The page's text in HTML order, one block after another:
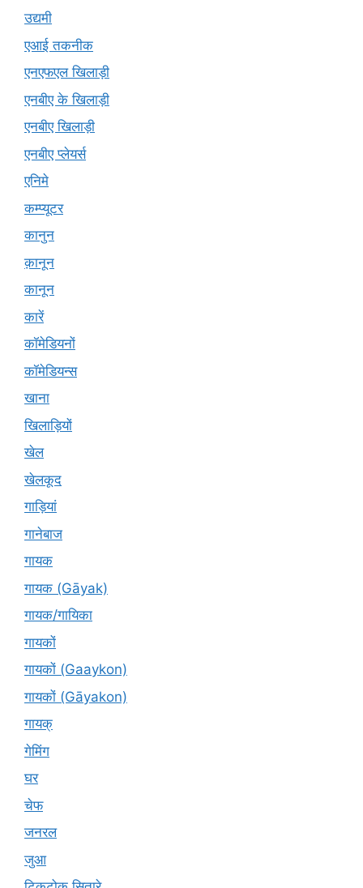
उद्यमी
एआई तकनीक
एनएफएल खिलाड़ी
एनबीए के खिलाड़ी
एनबीए खिलाड़ी
एनबीए प्लेयर्स
एनिमे
कम्प्यूटर
कानुन
क़ानून
कानून
कारें
कॉमेडियनों
कॉमेडियन्स
खाना
खिलाड़ियों
खेल
खेलकूद
गाड़ियां
गानेबाज
गायक
गायक (Gāyak)
गायक/गायिका
गायकों
गायकों (Gaaykon)
गायकों (Gāyakon)
गायक्
गेमिंग
घर
चेफ
जनरल
जुआ